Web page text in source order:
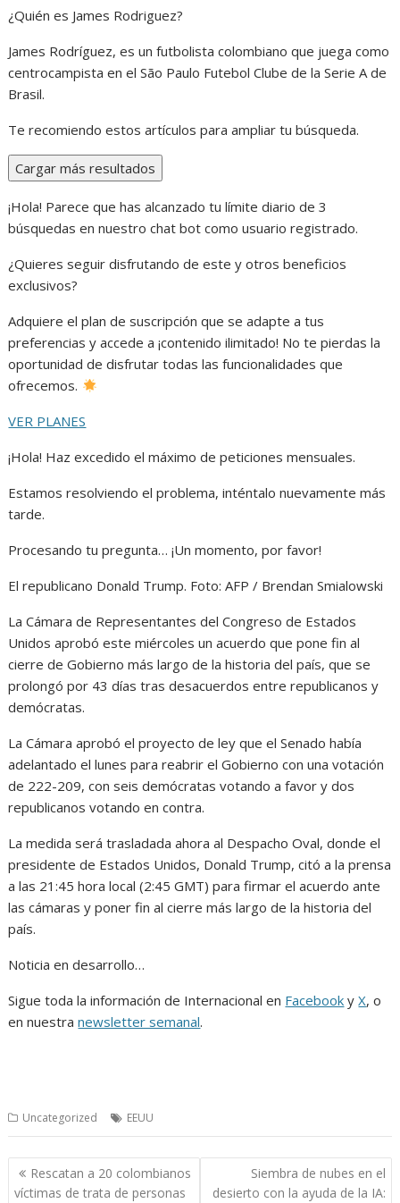
¿Quién es James Rodriguez?
James Rodríguez, es un futbolista colombiano que juega como
centrocampista en el São Paulo Futebol Clube de la Serie A de
Brasil.
Te recomiendo estos artículos para ampliar tu búsqueda.
Cargar más resultados
¡Hola! Parece que has alcanzado tu límite diario de 3
búsquedas en nuestro chat bot como usuario registrado.
¿Quieres seguir disfrutando de este y otros beneficios
exclusivos?
Adquiere el plan de suscripción que se adapte a tus
preferencias y accede a ¡contenido ilimitado! No te pierdas la
oportunidad de disfrutar todas las funcionalidades que
ofrecemos.
VER PLANES
¡Hola! Haz excedido el máximo de peticiones mensuales.
Estamos resolviendo el problema, inténtalo nuevamente más
tarde.
Procesando tu pregunta… ¡Un momento, por favor!
El republicano Donald Trump. Foto:AFP / Brendan Smialowski
La Cámara de Representantes del Congreso de Estados
Unidos aprobó este miércoles un acuerdo que pone fin al
cierre de Gobierno más largo de la historia del país, que se
prolongó por 43 días tras desacuerdos entre republicanos y
demócratas.
La Cámara aprobó el proyecto de ley que el Senado había
adelantado el lunes para reabrir el Gobierno con una votación
de 222-209, con seis demócratas votando a favor y dos
republicanos votando en contra.
La medida será trasladada ahora al Despacho Oval, donde el
presidente de Estados Unidos, Donald Trump, citó a la prensa
a las 21:45 hora local (2:45 GMT) para firmar el acuerdo ante
las cámaras y poner fin al cierre más largo de la historia del
país.
Noticia en desarrollo…
Sigue toda la información de Internacional en Facebook yX, o
en nuestranewsletter semanal.
Uncategorized EEUU
Navegación
de
Rescatan a 20 colombianos
víctimas de trata de personas
Siembra de nubes en el
desierto con la ayuda de la IA: